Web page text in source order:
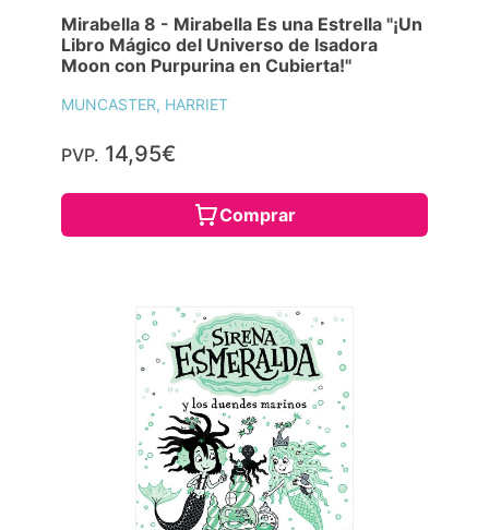
Mirabella 8 - Mirabella Es una Estrella "¡Un
Libro Mágico del Universo de Isadora
Moon con Purpurina en Cubierta!"
MUNCASTER, HARRIET
PVP. 14,95€
Comprar